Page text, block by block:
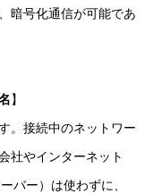
暗号化通信が可能であ
】
。接続中のネットワー
社やインターネット
バー）は使わずに、